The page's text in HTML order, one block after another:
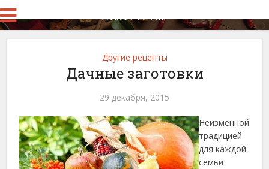
Другие рецепты
Дачные заготовки
29 декабря, 2015
Неизменной
традицией
для каждой
семьи